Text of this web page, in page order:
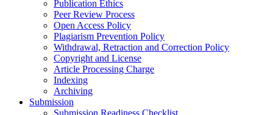
Publication Ethics
Peer Review Process
Open Access Policy
Plagiarism Prevention Policy
Withdrawal, Retraction and Correction Policy
Copyright and License
Article Processing Charge
Indexing
Archiving
Submission
Submission Readiness Checklist